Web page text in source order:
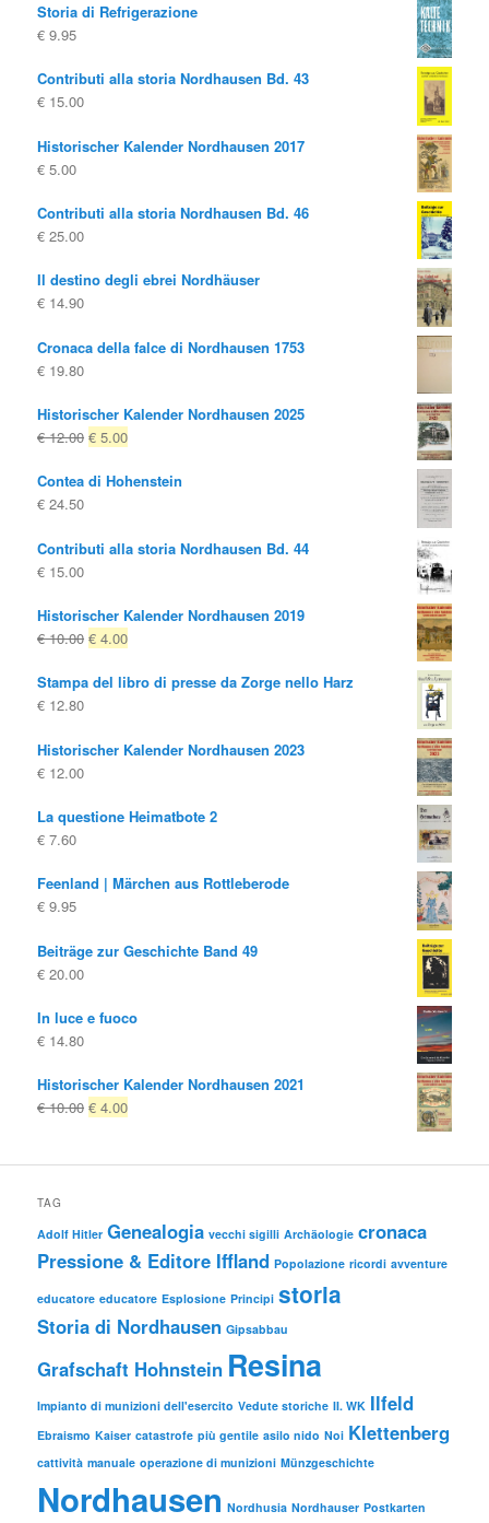
Storia di Refrigerazione
€ 9.95
Contributi alla storia Nordhausen Bd. 43
€ 15.00
Historischer Kalender Nordhausen 2017
€ 5.00
Contributi alla storia Nordhausen Bd. 46
€ 25.00
Il destino degli ebrei Nordhäuser
€ 14.90
Cronaca della falce di Nordhausen 1753
€ 19.80
Historischer Kalender Nordhausen 2025
€12.00 Il
originale
€ 5.00Il
attuale
Contea di Hohenstein
€ 24.50
Contributi alla storia Nordhausen Bd. 44
€ 15.00
Historischer Kalender Nordhausen 2019
€10.00 Il
originale
€ 4.00Il
attuale
Stampa del libro di presse da Zorge nello Harz
€ 12.80
Historischer Kalender Nordhausen 2023
€ 12.00
La questione Heimatbote 2
€ 7.60
Feenland | Märchen aus Rottleberode
€ 9.95
Beiträge zur Geschichte Band 49
€ 20.00
In luce e fuoco
€ 14.80
Historischer Kalender Nordhausen 2021
€10.00 Il
€ 4.00Il
TAG
Adolf Hitler Genealogia vecchi sigilli Archäologie cronaca
Pressione & Editore Iffland Popolazione ricordi avventure
educatore educatore Esplosione Principi storia
Storia di Nordhausen Gipsabbau
Grafschaft Hohnstein Resina
Impianto di munizioni dell'esercito Vedute storiche II. WK Ilfeld
Ebraismo Kaiser catastrofe più gentile asilo nido Noi Klettenberg
cattività manuale operazione di munizioni Münzgeschichte
Nordhausen Nordhusia Nordhauser Postkarten